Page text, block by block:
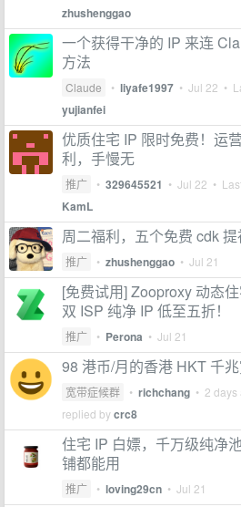
zhushenggao
一个获得干净的 IP 来连
方法
Claude • liyafe1997 • Jul 22 •
yujianfei
优质住宅 IP 限时免费！运
利，手慢无
推广 • 329645521 • Jul 22 •
KamL
周二福利，五个免费 cdk
推广 • zhushenggao • Jul 21
[免费试用] Zooproxy 动态住
双 ISP 纯净 IP 低至五折！
推广 • Perona • Jul 21
98 港币/月的香港 HKT 千
宽带症候群 • richchang • 2 days
replied bycrc8
住宅 IP 白嫖，千万级纯净
铺都能用
推广 • loving29cn • Jul 21